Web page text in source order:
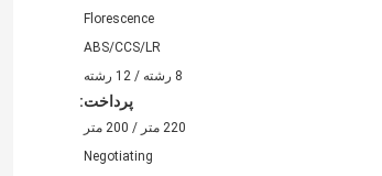
Florescence
ABS/CCS/LR
8 رشته / 12 رشته
پرداخت:
220 متر / 200 متر
Negotiating